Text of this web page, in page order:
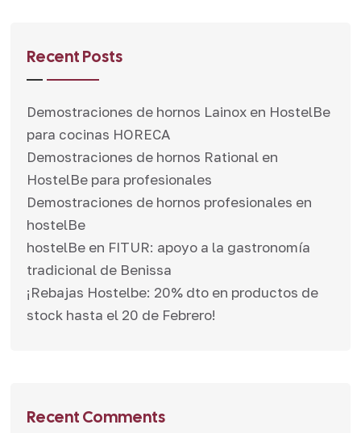
Recent Posts
Demostraciones de hornos Lainox en HostelBe
para cocinas HORECA
Demostraciones de hornos Rational en
HostelBe para profesionales
Demostraciones de hornos profesionales en
hostelBe
hostelBe en FITUR: apoyo a la gastronomía
tradicional de Benissa
¡Rebajas Hostelbe: 20% dto en productos de
stock hasta el 20 de Febrero!
Recent Comments